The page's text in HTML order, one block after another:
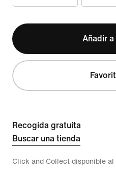
Añadir a
Recogida gratuita
Buscar una tienda
Click and Collect disponible al